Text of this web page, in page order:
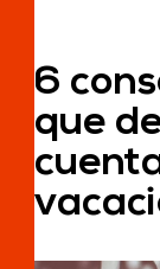
6
que